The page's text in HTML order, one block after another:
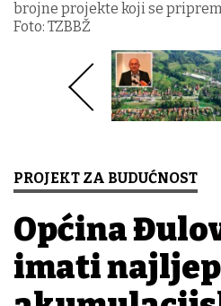
brojne projekte koji se
Foto: TZBBŽ
PROJEKT ZA BUDUĆNOST
Općina
imati